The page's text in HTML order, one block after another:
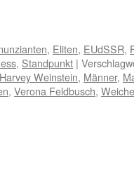
, Eliten, EUdSSR,
, Standpunkt |
Harvey Weinstein, Männer,
, Verona Feldbusch,